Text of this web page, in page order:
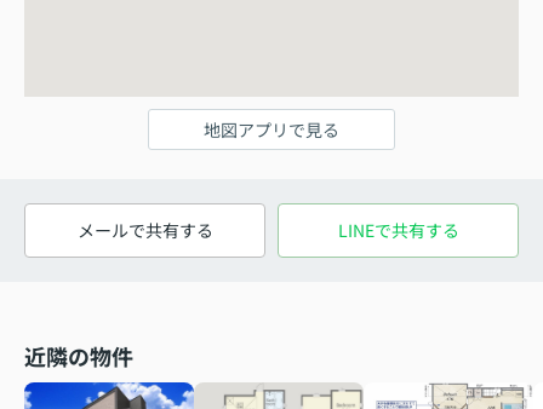
地図アプリで見る
メールで共有する LINEで共有する
近隣の物件